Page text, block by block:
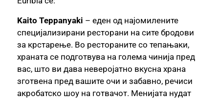
Kaito Teppanyaki – еден од најомилените
специјализирани ресторани на сите бродови
за крстарење. Во рестораните со тепањаки,
храната се подготвува на голема чинија пред
вас, што ви дава неверојатно вкусна храна
зготвена пред вашите очи и забавно, речиси
акробатско шоу на готвачот. Менијата нудат